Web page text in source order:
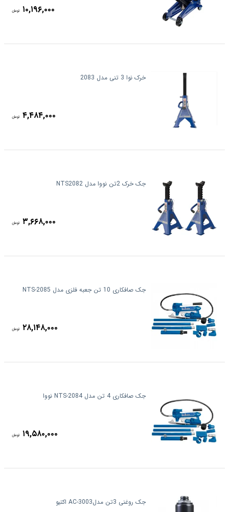
۱۰,۱۹۶,۰۰۰ تومان
خرک نوا 3 تنی مدل 2083
۴,۴۸۴,۰۰۰ تومان
جک خرک 2تن نووا مدل NTS2082
۳,۶۶۸,۰۰۰ تومان
جک صافکاری 10 تن جعبه فلزی مدل NTS-2085
۲۸,۱۴۸,۰۰۰ تومان
جک صافکاری 4 تن مدل NTS-2084 نووا
۱۹,۵۸۰,۰۰۰ تومان
جک روغنی 3تن مدلAC-3003 اکتیو